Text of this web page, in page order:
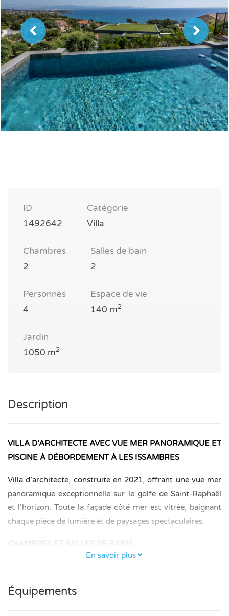
ID
1492642
Catégorie
Villa
Chambres
2
Salles de bain
2
Personnes
4
Espace de vie
140 m2
Jardin
1050 m2
Description
VILLA D’ARCHITECTE AVEC VUE MER PANORAMIQUE ET
PISCINE À DÉBORDEMENT À LES ISSAMBRES
Villa d’architecte, construite en 2021, offrant une vue mer
panoramique exceptionnelle sur le golfe de Saint-Raphaël
et l’horizon. Toute la façade côté mer est vitrée, baignant
chaque pièce de lumière et de paysages spectaculaires.
CHAMBRES ET SALLES DE BAINS
dressing de 4 m². Cette chambre est accessible aux
En savoir plus
Équipements